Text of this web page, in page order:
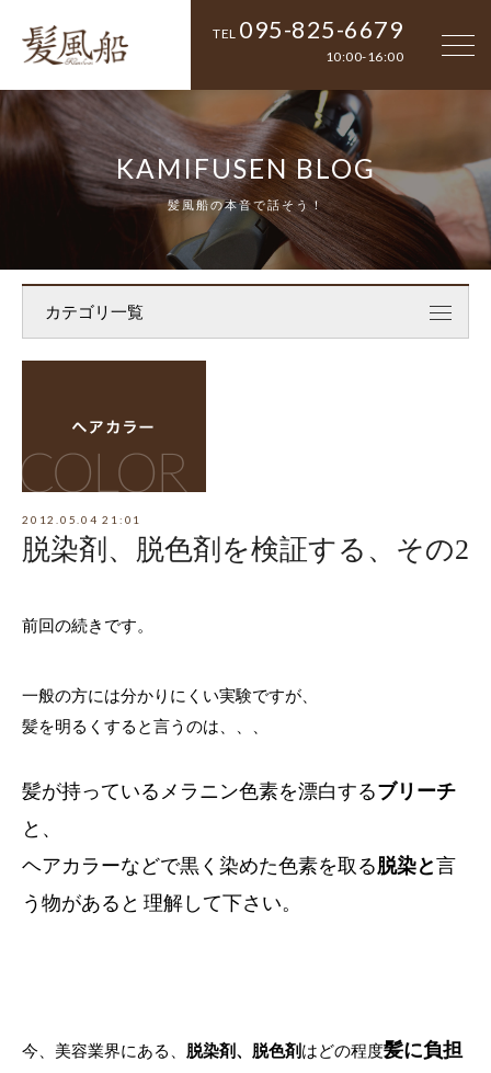
TEL 095-825-6679
10:00-16:00
KAMIFUSEN BLOG
髪風船の本音で話そう！
カテゴリ一覧
2012.05.04 21:01
脱染剤、脱色剤を検証する、その2
前回の続きです。
一般の方には分かりにくい実験ですが、
髪を明るくすると言うのは、、、
髪が持っているメラニン色素を漂白するブリーチ
と、
ヘアカラーなどで黒く染めた色素を取る脱染と言
う物があると 理解して下さい。
今、美容業界にある、 脱染剤、脱色剤はどの程度髪に負担